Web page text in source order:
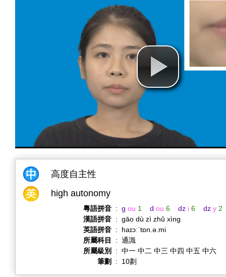
高度自主性
high autonomy
粵語拼音 : g ou 1 d ou 6 dz i 6 dz y 2
漢語拼音 : gāo dù zì zhǔ xìng
英語拼音 :
haɪɔːˈtɒn.ə.mi
所屬科目
: 通識
所屬級別
: 中一 中二 中三 中四 中五 中六
筆劃
: 10劃